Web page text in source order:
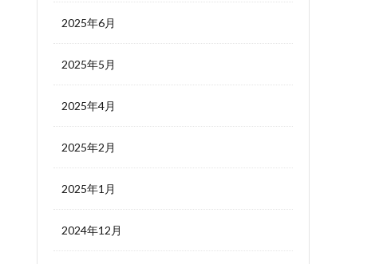
2025年6月
2025年5月
2025年4月
2025年2月
2025年1月
2024年12月